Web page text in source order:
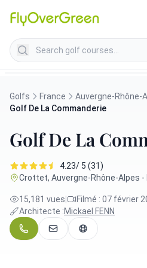
Search golf courses
Golfs France
Auvergne-Rhône-
Golf De La Commanderie
Golf De La
4.23/ 5 (31)
Crottet, Auvergne-Rhône-Alpes -
15,181 vues Filmé : 07 février
Architecte :Mickael FENN